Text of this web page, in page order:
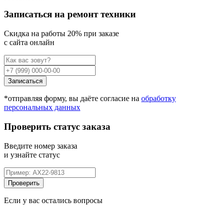
Записаться на ремонт техники
Cкидка на работы 20% при заказе
с сайта онлайн
Записаться
*отправляя форму, вы даёте согласие на обработку
персональных данных
Проверить статус заказа
Введите номер заказа
и узнайте статус
Проверить
Если у вас остались вопросы